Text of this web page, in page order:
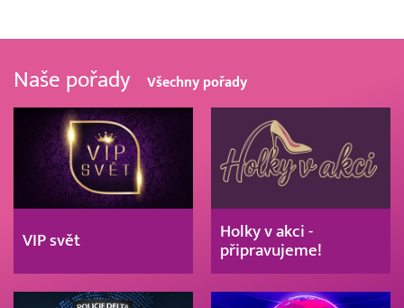
Naše pořady Všechny pořady
VIP svět
Holky v akci -
připravujeme!